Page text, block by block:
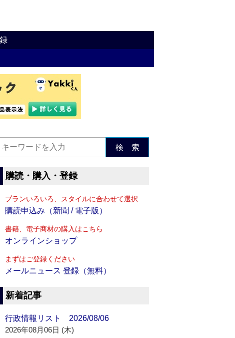
検 索
購読・購入・登録
プランいろいろ、スタイルに合わせて選択
購読申込み（新聞 / 電子版）
書籍、電子商材の購入はこちら
オンラインショップ
まずはご登録ください
メールニュース 登録（無料）
新着記事
行政情報リスト 2026/08/06
2026年08月06日 (木)